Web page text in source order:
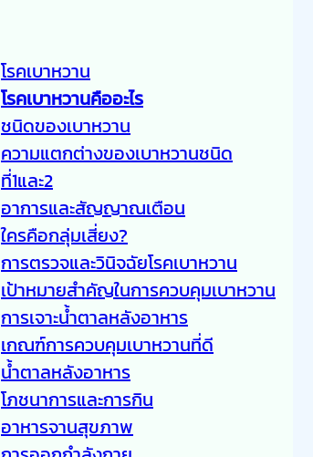
โรคเบาหวาน
โรคเบาหวานคืออะไร
ชนิดของเบาหวาน
ความแตกต่างของเบาหวานชนิด
ที่1และ2
อาการและสัญญาณเตือน
ใครคือกลุ่มเสี่ยง?
การตรวจและวินิจฉัยโรคเบาหวาน
เป้าหมายสำคัญในการควบคุมเบาหวาน
การเจาะน้ำตาลหลังอาหาร
เกณฑ์การควบคุมเบาหวานที่ดี
น้ำตาลหลังอาหาร
โภชนาการและการกิน
อาหารจานสุขภาพ